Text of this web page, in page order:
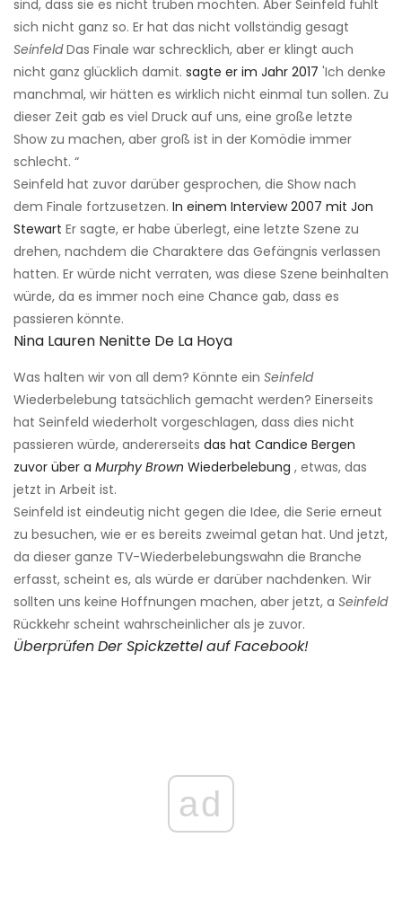
sind, dass sie es nicht trüben möchten. Aber Seinfeld fühlt
sich nicht ganz so. Er hat das nicht vollständig gesagt
SeinfeldDas Finale war schrecklich, aber er klingt auch
nicht ganz glücklich damit. sagte er im Jahr 2017 'Ich denke
manchmal, wir hätten es wirklich nicht einmal tun sollen. Zu
dieser Zeit gab es viel Druck auf uns, eine große letzte
Show zu machen, aber groß ist in der Komödie immer
schlecht. “
Seinfeld hat zuvor darüber gesprochen, die Show nach
dem Finale fortzusetzen. In einem Interview 2007 mit Jon
Stewart Er sagte, er habe überlegt, eine letzte Szene zu
drehen, nachdem die Charaktere das Gefängnis verlassen
hatten. Er würde nicht verraten, was diese Szene beinhalten
würde, da es immer noch eine Chance gab, dass es
passieren könnte.
Nina Lauren Nenitte De La Hoya
Was halten wir von all dem? Könnte ein Seinfeld
Wiederbelebung tatsächlich gemacht werden? Einerseits
hat Seinfeld wiederholt vorgeschlagen, dass dies nicht
passieren würde, andererseits das hat Candice Bergen
zuvor über a Murphy Brown Wiederbelebung , etwas, das
jetzt in Arbeit ist.
Seinfeld ist eindeutig nicht gegen die Idee, die Serie erneut
zu besuchen, wie er es bereits zweimal getan hat. Und jetzt,
da dieser ganze TV-Wiederbelebungswahn die Branche
erfasst, scheint es, als würde er darüber nachdenken. Wir
sollten uns keine Hoffnungen machen, aber jetzt, a Seinfeld
Rückkehr scheint wahrscheinlicher als je zuvor.
ÜberprüfenDer Spickzettelauf Facebook!
ad